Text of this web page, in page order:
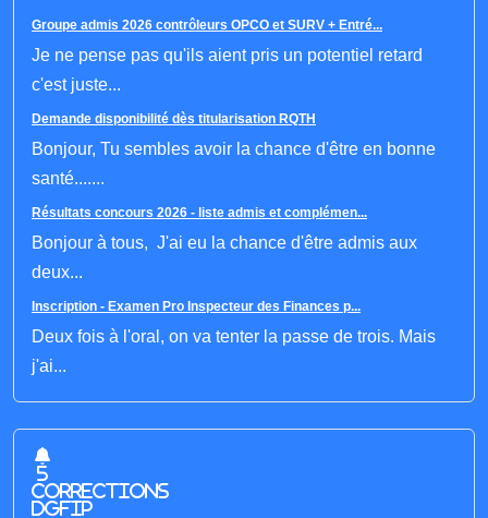
Groupe admis 2026 contrôleurs OPCO et SURV + Entré...
Je ne pense pas qu'ils aient pris un potentiel retard
c'est juste...
Demande disponibilité dès titularisation RQTH
Bonjour, Tu sembles avoir la chance d'être en bonne
santé.......
Résultats concours 2026 - liste admis et complémen...
Bonjour à tous, J'ai eu la chance d'être admis aux
deux...
Inscription - Examen Pro Inspecteur des Finances p...
Deux fois à l'oral, on va tenter la passe de trois. Mais
j'ai...
5
corrections
DGFIP